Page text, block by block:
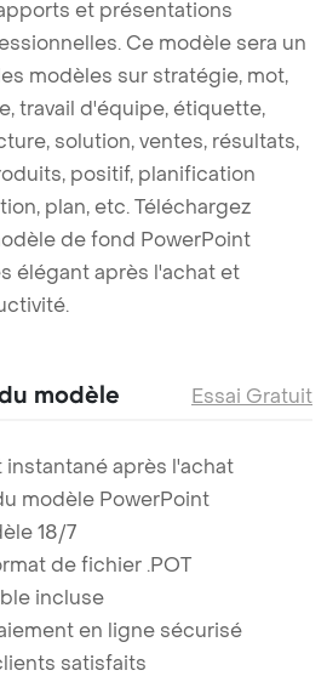
et présentations
Ce modèle sera un
modèles sur stratégie, mot,
travail d'équipe, étiquette,
solution, ventes, résultats,
positif, planification
plan, etc. Téléchargez
de fond PowerPoint
élégant après l'achat et
modèle Essai Gratuit
après l'achat
modèle PowerPoint
18/7
de fichier .POT
incluse
en ligne sécurisé
satisfaits